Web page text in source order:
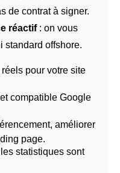
de contrat à signer.
réactif: on vous
standard offshore.
pour votre site
compatible Google
améliorer
page.
statistiques sont